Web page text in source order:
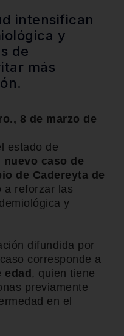
intensifican
y
de
más
8 de marzo de
estado de
nuevo caso de
de Cadereyta de
a reforzar las
y
difundida por
corresponde a
edad , quien tiene
previamente
en el